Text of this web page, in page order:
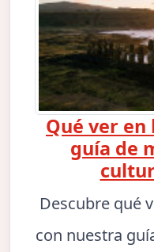
Qué ver en
guía de
Descubre qué
con nuestra